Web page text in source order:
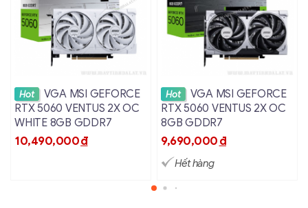
Xem chi tiết
Hot
VGA MSI GEFORCE
RTX 5060 VENTUS 2X OC
WHITE 8GB GDDR7
10,490,000đ
Xem chi tiết
Hot
VGA MSI GEFORCE
RTX 5060 VENTUS 2X OC
8GB GDDR7
9,690,000đ
Hết hàng